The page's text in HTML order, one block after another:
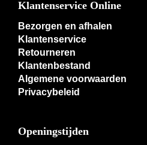
Klantenservice Online
Bezorgen en afhalen
Klantenservice
Retourneren
Klantenbestand
Algemene voorwaarden
Privacybeleid
Openingstijden